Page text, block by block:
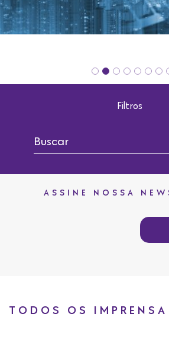
Filtros
ASSINE NOSSA
TODOS OS IMPRENSA